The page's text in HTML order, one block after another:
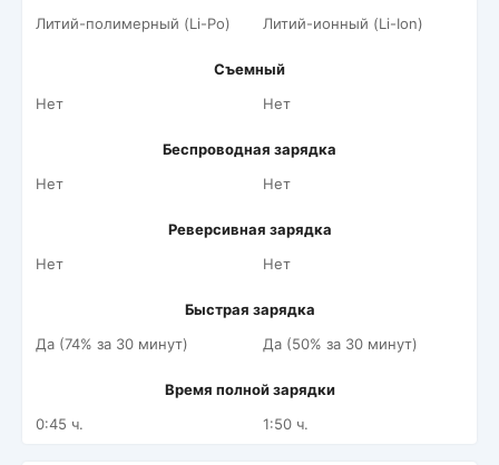
Литий-полимерный (Li-Po)
Литий-ионный (Li-Ion)
Съемный
Нет
Нет
Беспроводная зарядка
Нет
Нет
Реверсивная зарядка
Нет
Нет
Быстрая зарядка
Да (74% за 30 минут)
Да (50% за 30 минут)
Время полной зарядки
0:45 ч.
1:50 ч.